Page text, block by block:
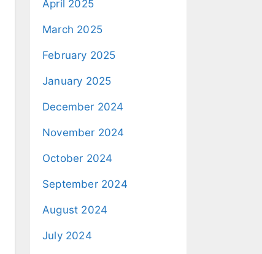
April 2025
March 2025
February 2025
January 2025
December 2024
November 2024
October 2024
September 2024
August 2024
July 2024